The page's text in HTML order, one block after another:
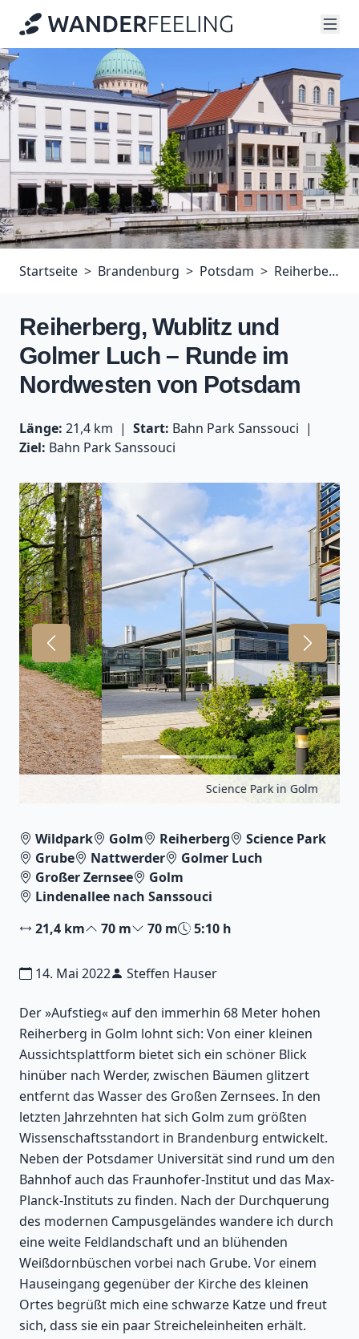
Startseite Brandenburg Potsdam Reiherberg, Wublitz und Golmer Luch – Runde im Nordwesten von Potsdam
Reiherberg, Wublitz und
Golmer Luch – Runde im
Nordwesten von Potsdam
Länge: 21,4 km Start: Bahn Park Sanssouci
Ziel: Bahn Park Sanssouci
Science Park in Golm
Wildpark Golm Reiherberg
Science Park
Grube
Nattwerder
Golmer Luch
Großer Zernsee
Golm
Lindenallee nach Sanssouci
21,4 km
70 m 70 m 5:10 h
14. Mai 2022 Steffen Hauser
Der »Aufstieg« auf den immerhin 68 Meter hohen
Reiherberg in Golm lohnt sich: Von einer kleinen
Aussichtsplattform bietet sich ein schöner Blick
hinüber nach Werder, zwischen Bäumen glitzert
entfernt das Wasser des Großen Zernsees. In den
letzten Jahrzehnten hat sich Golm zum größten
Wissenschaftsstandort in Brandenburg entwickelt.
Neben der Potsdamer Universität sind rund um den
Bahnhof auch das Fraunhofer-Institut und das Max-
Planck-Instituts zu finden. Nach der Durchquerung
des modernen Campusgeländes wandere ich durch
eine weite Feldlandschaft und an blühenden
Weißdornbüschen vorbei nach Grube. Vor einem
Hauseingang gegenüber der Kirche des kleinen
Ortes begrüßt mich eine schwarze Katze und freut
sich, dass sie ein paar Streicheleinheiten erhält.